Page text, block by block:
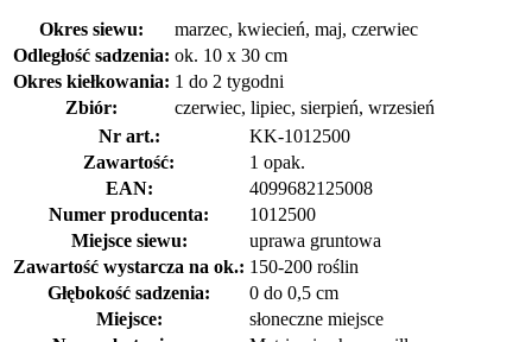
Okres siewu:
marzec, kwiecień, maj, czerwiec
Odległość sadzenia: ok. 10 x 30 cm
Okres kiełkowania: 1 do 2 tygodni
Zbiór:
czerwiec, lipiec, sierpień, wrzesień
Nr art.:
KK-1012500
Zawartość:
1 opak.
EAN:
4099682125008
Numer producenta:
1012500
Miejsce siewu:
uprawa gruntowa
Zawartość wystarcza na ok.: 150-200 roślin
Głębokość sadzenia:
0 do 0,5 cm
Miejsce:
słoneczne miejsce